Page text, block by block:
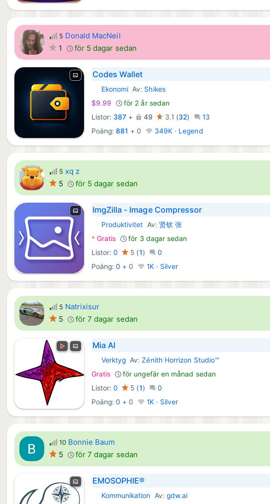
5 Donald MacNeil
1
för 5 dagar sedan
Codes Wallet
Android Appar:
Ekonomi Av: Shikes
$9.99
för 2 år sedan
Listor: 387 + 49 3.1 (32)
13
Poäng: 881 + 0 349K · Legend
5 xq z
5
för 5 dagar sedan
ImgZilla - Image Compressor
macOS Appar:
Produktivitet Av: 贤钦 张
* Gratis
för 3 dagar sedan
Listor:0 5 (1)
0
Poäng: 0 + 0 1K · Silver
5 Natrixisur
5
för 7 dagar sedan
Mia AI
Android Appar:
Verktyg Av:Zénith Horrizon Studio™
Gratis
för ungefär en månad sedan
Listor:0 5 (1)
0
Poäng: 0 + 0 1K · Silver
10 Bonnie Baum
5
för 7 dagar sedan
EMOSOPHIE®
Android Appar:
Kommunikation Av: gdw.ai